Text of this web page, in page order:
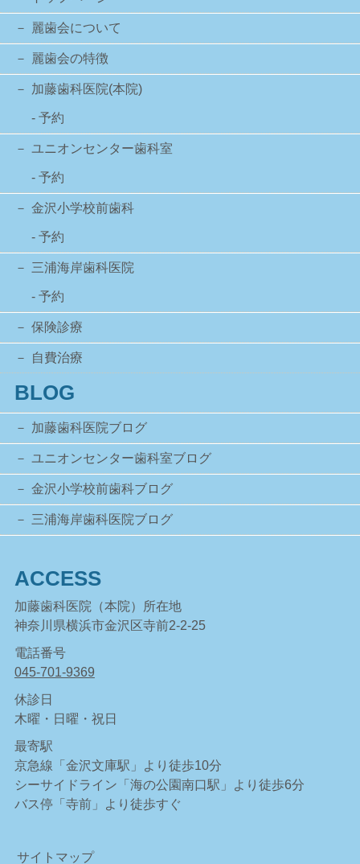
麗歯会について
麗歯会の特徴
加藤歯科医院(本院)
- 予約
ユニオンセンター歯科室
- 予約
金沢小学校前歯科
- 予約
三浦海岸歯科医院
- 予約
保険診療
自費治療
BLOG
加藤歯科医院ブログ
ユニオンセンター歯科室ブログ
金沢小学校前歯科ブログ
三浦海岸歯科医院ブログ
ACCESS
加藤歯科医院（本院）所在地
神奈川県横浜市金沢区寺前2-2-25
電話番号
045-701-9369
休診日
木曜・日曜・祝日
最寄駅
京急線「金沢文庫駅」より徒歩10分
シーサイドライン「海の公園南口駅」より徒歩6分
バス停「寺前」より徒歩すぐ
サイトマップ